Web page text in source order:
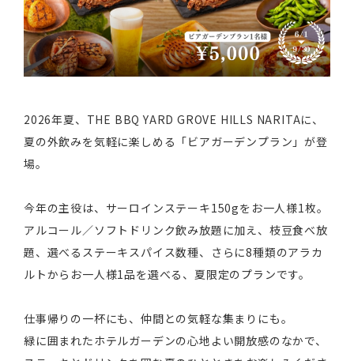
2026年夏、THE BBQ YARD GROVE HILLS NARITAに、
夏の外飲みを気軽に楽しめる「ビアガーデンプラン」が登
場。
今年の主役は、サーロインステーキ150gをお一人様1枚。
アルコール／ソフトドリンク飲み放題に加え、枝豆食べ放
題、選べるステーキスパイス数種、さらに8種類のアラカ
ルトからお一人様1品を選べる、夏限定のプランです。
仕事帰りの一杯にも、仲間との気軽な集まりにも。
緑に囲まれたホテルガーデンの心地よい開放感のなかで、